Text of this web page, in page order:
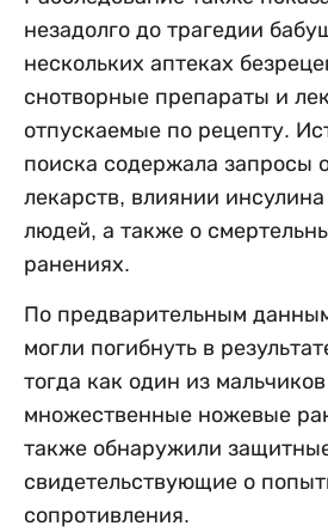
незадолго до трагедии
нескольких аптеках
снотворные препараты и
отпускаемые по рецепту.
поиска содержала запросы
лекарств, влиянии
людей, а также о
ранениях.
По предварительным
могли погибнуть в
тогда как один из
множественные ножевые
также обнаружили
свидетельствующие о
сопротивления.